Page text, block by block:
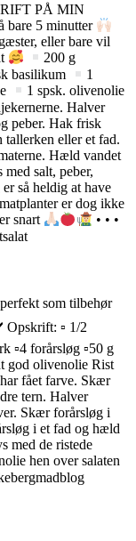
PÅ MIN
bare 5 minutter
eller bare vil
200 g
basilikum
1
1 spsk. olivenolie
Halver
peber. Hak frisk
tallerken eller et fad.
Hæld vandet
salt, peber,
så heldig at have
er dog ikke
snart
• • •